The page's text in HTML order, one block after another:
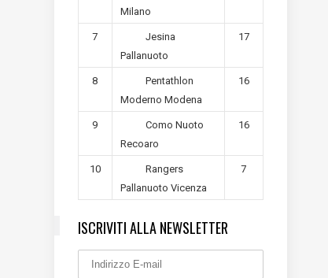
Milano
7
Jesina
Pallanuoto
17
8
Pentathlon
Moderno Modena
16
9
Como Nuoto
Recoaro
16
10
Rangers
Pallanuoto Vicenza
7
ISCRIVITI ALLA NEWSLETTER